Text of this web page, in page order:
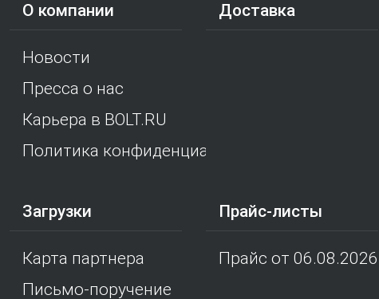
О компании
Новости
Пресса о нас
Карьера в BOLT.RU
Политика конфиденциальности
Доставка
Загрузки
Карта партнера
Письмо-поручение
Прайс-листы
Прайс от 06.08.2026